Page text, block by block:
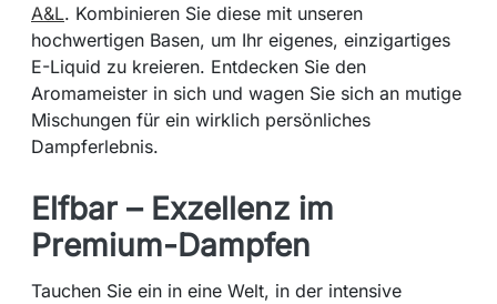
A&L. Kombinieren Sie diese mit unseren
hochwertigen Basen, um Ihr eigenes, einzigartiges
E-Liquid zu kreieren. Entdecken Sie den
Aromameister in sich und wagen Sie sich an mutige
Mischungen für ein wirklich persönliches
Dampferlebnis.
Elfbar – Exzellenz im
Premium-Dampfen
Tauchen Sie ein in eine Welt, in der intensive